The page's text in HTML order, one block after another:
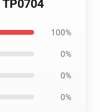
100%
0%
0%
0%